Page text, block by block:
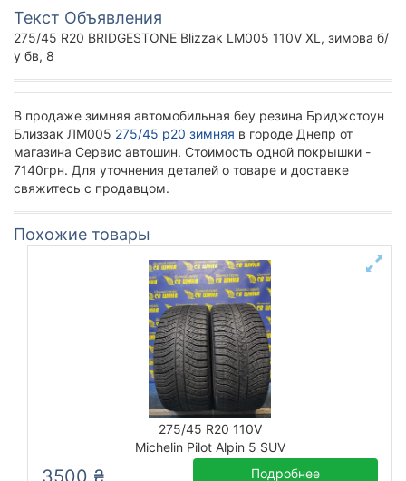
Текст Объявления
275/45 R20 BRIDGESTONE Blizzak LM005 110V XL, зимова б/
у бв, 8
В продаже зимняя автомобильная беу резина Бриджстоун
Близзак ЛМ005 275/45 р20 зимняя в городе Днепр от
магазина Сервис автошин. Стоимость одной покрышки -
7140грн. Для уточнения деталей о товаре и доставке
свяжитесь с продавцом.
Похожие товары
275/45 R20 110V
Michelin Pilot Alpin 5 SUV
Подробнее